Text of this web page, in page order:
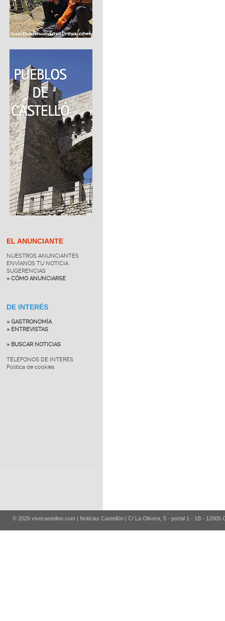
EL ANUNCIANTE
NUESTROS ANUNCIANTES
ENVÍANOS TU NOTICIA
SUGERENCIAS
» CÓMO ANUNCIARSE
DE INTERÉS
» GASTRONOMÍA
» ENTREVISTAS
» BUSCAR NOTICIAS
TELÉFONOS DE INTERÉS
Política de cookies
© 2026 vivecastellon.com | Noticias Castellón | C/ La Olivera, 5 - portal 1 - 1B - 12005